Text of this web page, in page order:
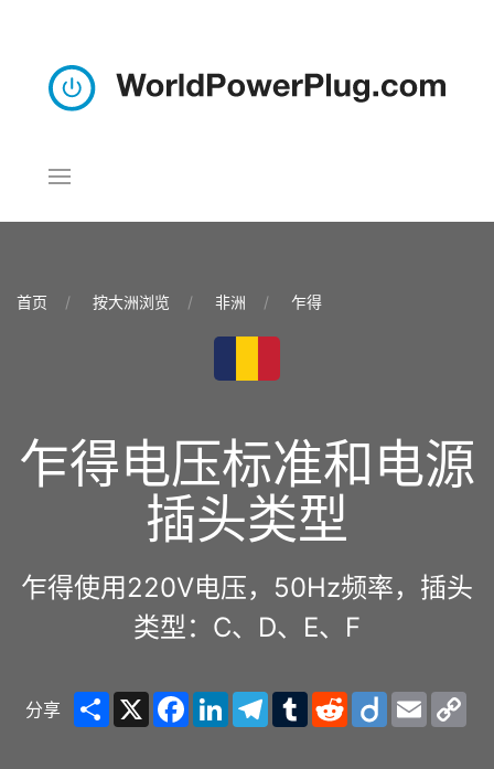
首页 按大洲浏览 非洲 乍得
乍得电压标准和电源
插头类型
乍得使用220V电压，50Hz频率，插头
类型：C、D、E、F
分享 ShareX Facebook
LinkedInTelegram
TumblrRedditDiigo Email